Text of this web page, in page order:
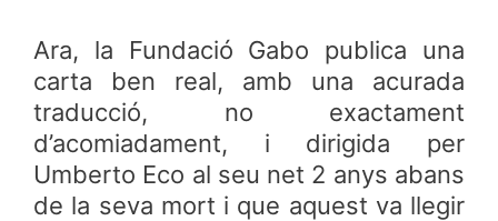
Ara, la Fundació Gabo publica una
carta ben real, amb una acurada
traducció, no exactament
d’acomiadament, i dirigida per
Umberto Eco al seu net 2 anys abans
de la seva mort i que aquest va llegir